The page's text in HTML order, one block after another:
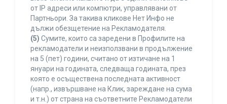
от IP адреси или компютри, управлявани от
Партньори. За такива кликове Нет Инфо не
дължи обезщетение на Рекламодателя.
(5) Сумите, които са заредени в Профилите на
рекламодатели и неизползвани в продължение
на 5 (пет) години, считано от изтичане на 1
януари на годината, следваща годината, през
която е осъществена последната активност
(напр., извършване на Клик, зареждане на сума
и т.н.) от страна на съответните Рекламодатели